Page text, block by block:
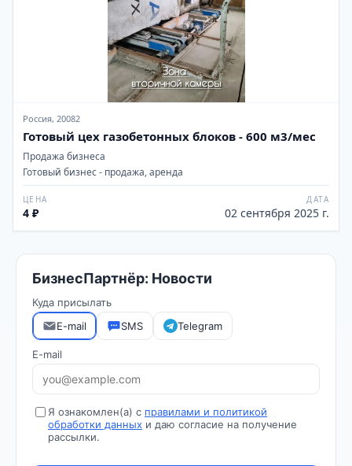
Россия, 20082
Готовый цех газобетонных блоков - 600 м3/мес
Продажа бизнеса
Готовый бизнес - продажа, аренда
ЦЕНА
4 ₽
ДАТА
02 сентября 2025 г.